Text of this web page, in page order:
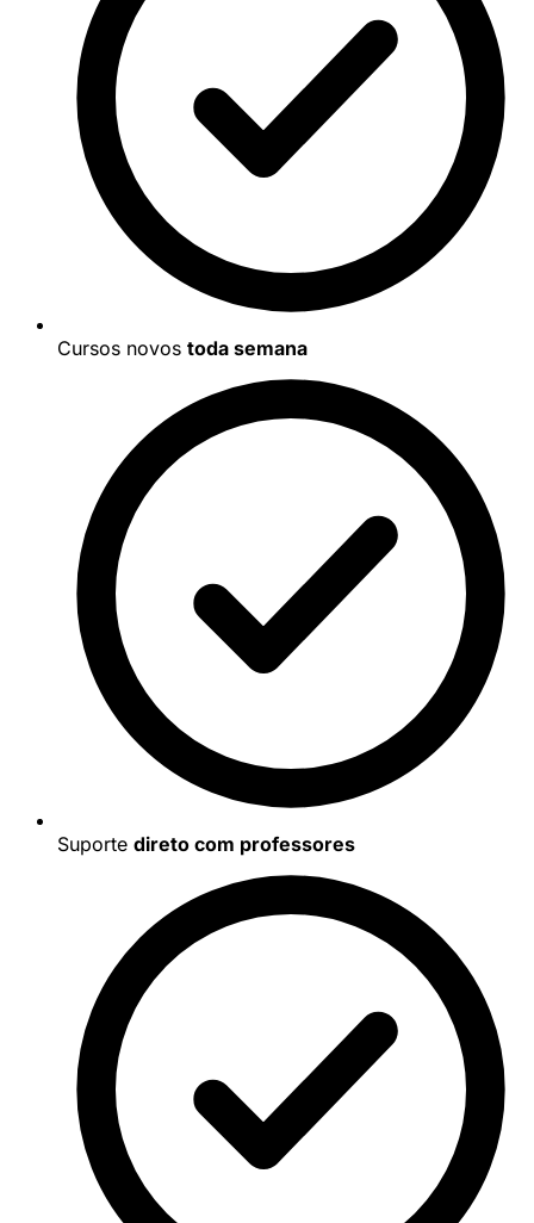
Cursos novos toda semana
Suporte direto com professores